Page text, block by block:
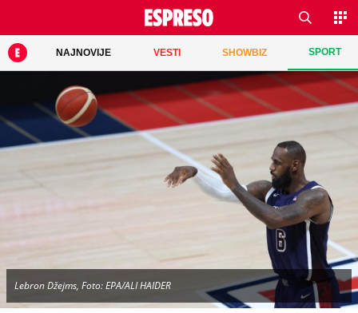
NAJNOVIJE VESTI SHOWBIZ SPORT
Lebron Džejms, Foto: EPA/ALI HAIDER